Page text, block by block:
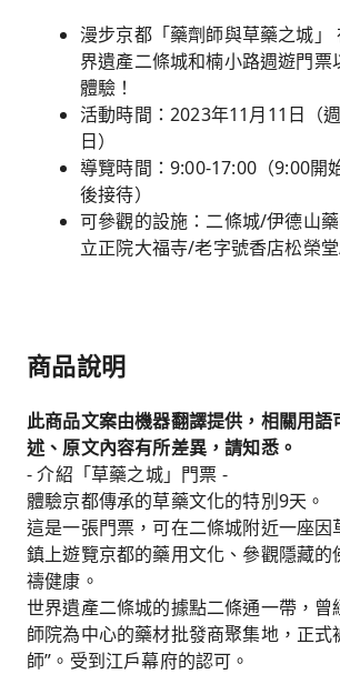
漫步京都「藥劑師與草藥之城」
界遺產二條城和楠小路週遊門票
體驗！
活動時間：2023年11月11日（
日）
導覽時間：9:00-17:00（9:00開
後接待）
可參觀的設施：二條城/伊德山
立正院大福寺/老字號香店松榮
商品說明
此商品文案由機器翻譯提供，相關用語
述、原文內容有所差異，請知悉。
- 介紹「草藥之城」門票 -
體驗京都傳承的草藥文化的特別9天。
這是一張門票，可在二條城附近一座因
鎮上遊覽京都的藥用文化、參觀隱藏的
禱健康。
世界遺產二條城的據點二條通一帶，曾
師院為中心的藥材批發商聚集地，正式
師”。受到江戶幕府的認可。